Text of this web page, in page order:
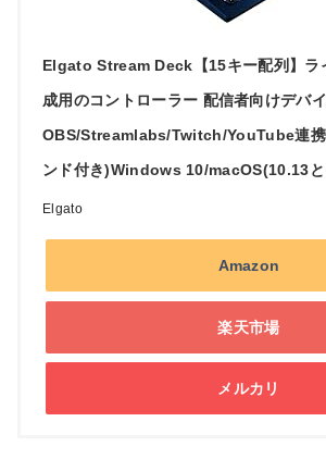
Elgato Stream Deck【15キー配列】ラ
成用のコントローラー 配信者向けデバ
OBS/Streamlabs/Twitch/YouTube連携
ンド付き)Windows 10/macOS(10.13
Elgato
Amazon
楽天市場
メルカリ